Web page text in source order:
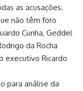
as acusações.
não têm foro
Cunha, Geddel
da Rocha
executivo Ricardo
para análise da